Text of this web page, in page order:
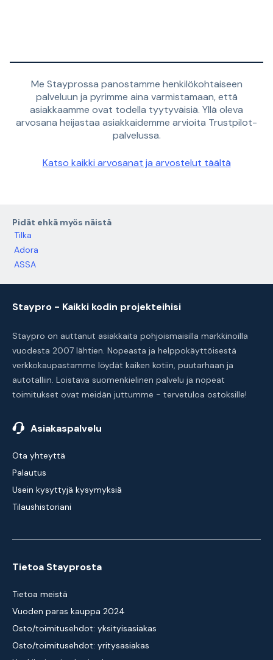
Me Stayprossa panostamme henkilökohtaiseen
palveluun ja pyrimme aina varmistamaan, että
asiakkaamme ovat todella tyytyväisiä. Yllä oleva
arvosana heijastaa asiakkaidemme arvioita Trustpilot-
palvelussa.
Katso kaikki arvosanat ja arvostelut täältä
Pidät ehkä myös näistä
Tilka
Adora
ASSA
Staypro - Kaikki kodin projekteihisi
Staypro on auttanut asiakkaita pohjoismaisilla markkinoilla
vuodesta 2007 lähtien. Nopeasta ja helppokäyttöisestä
verkkokaupastamme löydät kaiken kotiin, puutarhaan ja
autotalliin. Loistava suomenkielinen palvelu ja nopeat
toimitukset ovat meidän juttumme - tervetuloa ostoksille!
Asiakaspalvelu
Ota yhteyttä
Palautus
Usein kysyttyjä kysymyksiä
Tilaushistoriani
Tietoa Stayprosta
Tietoa meistä
Vuoden paras kauppa 2024
Osto/toimitusehdot: yksityisasiakas
Osto/toimitusehdot: yritysasiakas